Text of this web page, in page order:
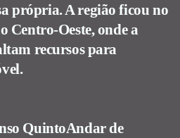
própria. A região ficou no
Centro-Oeste, onde a
recursos para
QuintoAndar de